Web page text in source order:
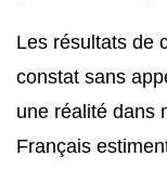
Les résultats de
constat sans
une réalité dans
Français